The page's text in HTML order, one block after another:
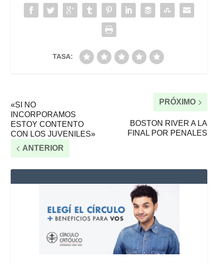
TASA:
«SI NO
INCORPORAMOS
ESTOY CONTENTO
CON LOS JUVENILES»
ANTERIOR
PRÓXIMO
BOSTON RIVER A LA
FINAL POR PENALES